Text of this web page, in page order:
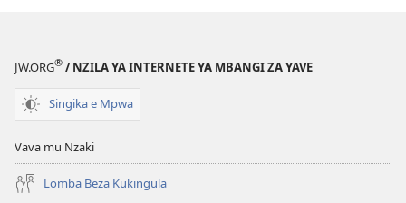
JW.ORG® / NZILA YA INTERNETE YA MBANGI ZA YAVE
Singika e Mpwa
Vava mu Nzaki
Lomba Beza Kukingula